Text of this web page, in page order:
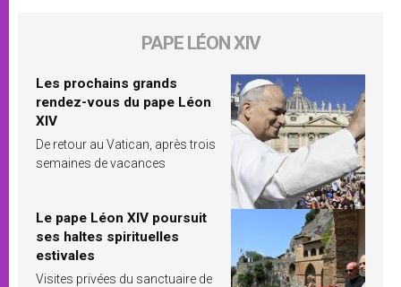
PAPE LÉON XIV
Les prochains grands
rendez-vous du pape Léon
XIV
De retour au Vatican, après trois
semaines de vacances
Le pape Léon XIV poursuit
ses haltes spirituelles
estivales
Visites privées du sanctuaire de